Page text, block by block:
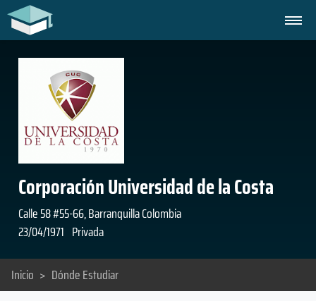
Corporación Universidad de la Costa
Calle 58 #55-66, Barranquilla Colombia
23/04/1971 Privada
Inicio > Dónde Estudiar